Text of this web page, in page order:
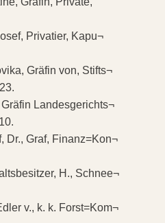
Privatier, Kapu¬
Gräfin von, Stifts¬
Landesgerichts¬
Dr., Graf, Finanz=Kon¬
H., Schnee¬
v., k. k. Forst=Kom¬